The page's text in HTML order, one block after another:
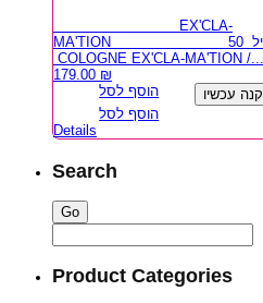
EX'CLA-
MA'TION 50 מיל -
COLOGNE EX'CLA-MA'TION /...
179.00 ₪
הוסף לסל
קנה עכשיו
הוסף לסל
Details
Search
Product Categories